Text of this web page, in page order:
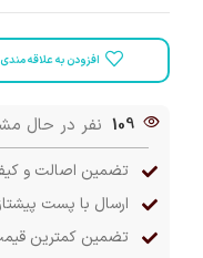
افزودن به علاقه مندی
109 نفر در حال
تضمین اصالت و
ارسال با پست
تضمین کمترین